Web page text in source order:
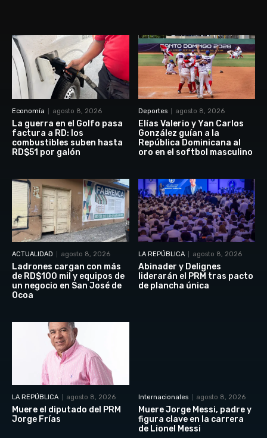
Economía agosto 8, 2026
La guerra en el Golfo pasa
factura a RD: los
combustibles suben hasta
RD$51 por galón
Deportes agosto 8, 2026
Elías Valerio y Yan Carlos
González guían a la
República Dominicana al
oro en el softbol masculino
ACTUALIDAD agosto 8, 2026
Ladrones cargan con más
de RD$100 mil y equipos de
un negocio en San José de
Ocoa
LA REPÚBLICA agosto 8, 2026
Abinader y Delignes
liderarán el PRM tras pacto
de plancha única
LA REPÚBLICA agosto 8, 2026
Muere el diputado del PRM
Jorge Frías
Internacionales agosto 8, 2026
Muere Jorge Messi, padre y
figura clave en la carrera
de Lionel Messi